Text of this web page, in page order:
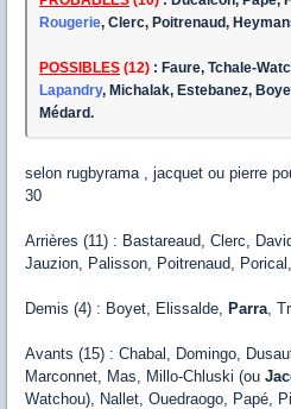
Rougerie, Clerc, Poitrenaud,
POSSIBLES (12) : Faure, Tchale-
Lapandry, Michalak, Estebanez,
Médard.
selon rugbyrama , jacquet ou pierre
30
Arrières (11) : Bastareaud, Clerc,
Jauzion, Palisson, Poitrenaud, Porical,
Demis (4) : Boyet, Elissalde, Parra ,
Avants (15) : Chabal, Domingo,
Marconnet, Mas, Millo-Chluski (ou
Watchou), Nallet, Ouedraogo, Papé,